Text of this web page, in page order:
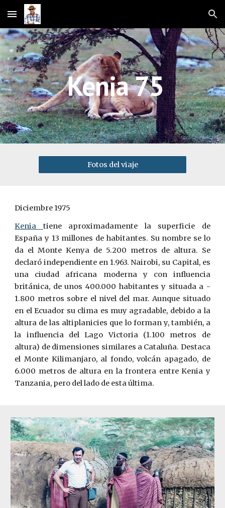
Skip to main content Skip to navigation
Kenia 75
Fotos del viaje
Diciembre 1975
Kenia tiene aproximadamente la superficie de
España y 13 millones de habitantes. Su nombre se lo
da el Monte Kenya de 5.200 metros de altura. Se
declaró independiente en 1.963. Nairobi, su Capital, es
una ciudad africana moderna y con influencia
británica, de unos 400.000 habitantes y situada a ­
1.800 metros sobre el nivel del mar. Aunque situado
en el Ecuador su cli­ma es muy agradable, debido a la
altura de las altiplanicies que lo forman y, también, a
la influencia del Lago Victoria (1.100 metros de
altura) de dimensiones similares a Cataluña. Destaca
el Monte Kilimanjaro, al fondo, ­volcán apagado, de
6.000 metros de altura en la frontera entre Kenia y
Tanzania, pero del lado de esta última.